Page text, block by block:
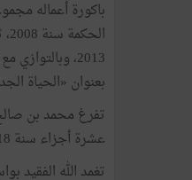
باكورة أعماله
بعنوان «الحياة
تفرغ محمد بن
عشرة أجزاء سنة 2018
تغمد الله الفقيد